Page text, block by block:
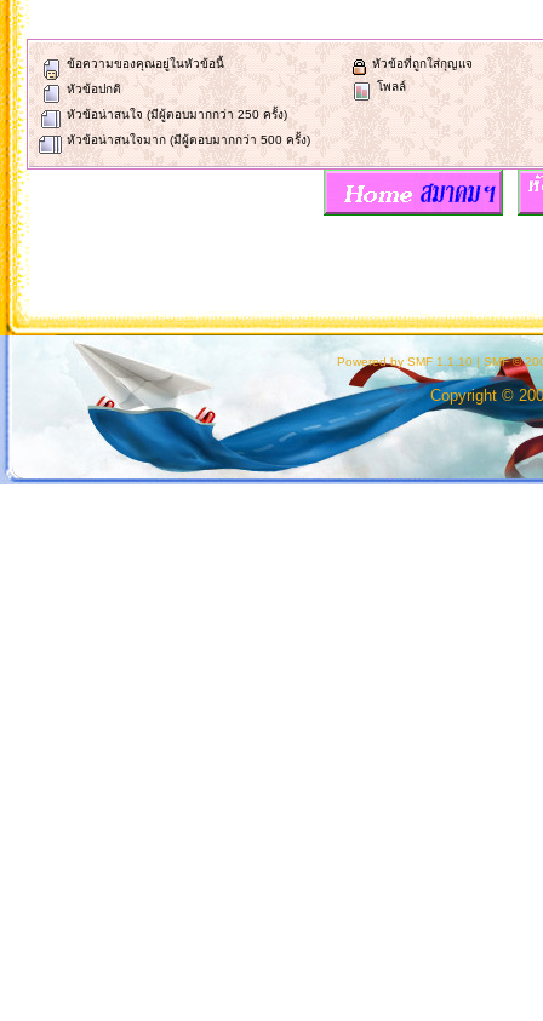
ข้อความของคุณอยู่ในหัวข้อนี้
หัวข้อปกติ
หัวข้อน่าสนใจ (มีผู้ตอบมากกว่า 250 ครั้ง)
หัวข้อน่าสนใจมาก (มีผู้ตอบมากกว่า 500 ครั้ง)
หัวข้อที่ถูกใส่กุญแจ
โพลล์
Powered by SMF 1.1.10 | SMF ©
Copyright ©